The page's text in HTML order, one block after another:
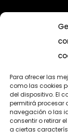
Para ofrecer las
como las cookies
del dispositivo. El
permitirá procesar
navegación o las
consentir o retirar
a ciertas
Programa